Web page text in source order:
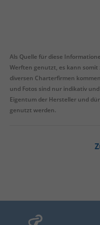
Als Quelle für diese
Werften genutzt, es kann somit
diversen Charterfirmen
und Fotos sind nur indikativ
Eigentum der Hersteller und
genutzt werden.